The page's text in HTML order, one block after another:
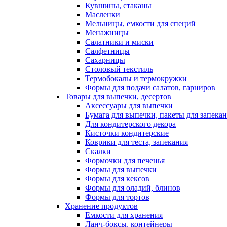
Кувшины, стаканы
Масленки
Мельницы, емкости для специй
Менажницы
Салатники и миски
Салфетницы
Сахарницы
Столовый текстиль
Термобокалы и термокружки
Формы для подачи салатов, гарниров
Товары для выпечки, десертов
Аксессуары для выпечки
Бумага для выпечки, пакеты для
Для кондитерского декора
Кисточки кондитерские
Коврики для теста, запекания
Скалки
Формочки для печенья
Формы для выпечки
Формы для кексов
Формы для оладий, блинов
Формы для тортов
Хранение продуктов
Емкости для хранения
Ланч-боксы, контейнеры